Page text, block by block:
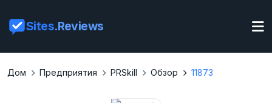
Sites.Reviews
Дом Предприятия PRSkill Обзор 11873